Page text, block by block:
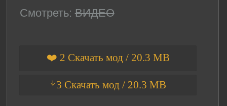
Смотреть: ВИДЕО
❤️ 2 Скачать мод / 20.3 MB
ᛎ3 Скачать мод / 20.3 MB